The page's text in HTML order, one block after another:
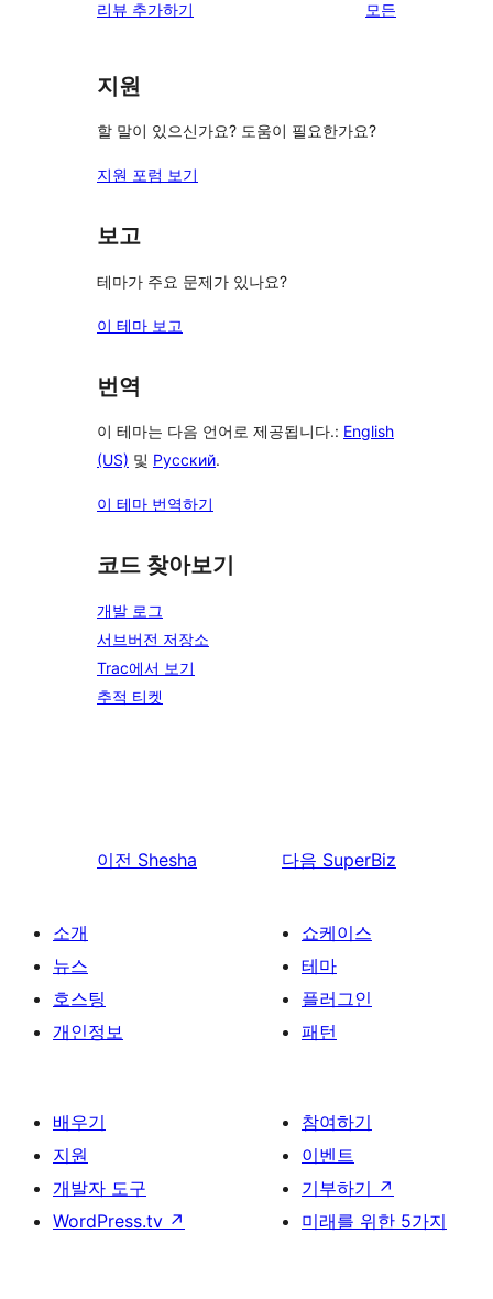
리뷰 추가하기 모든
지원
할 말이 있으신가요? 도움이 필요한가요?
지원 포럼 보기
보고
테마가 주요 문제가 있나요?
이 테마 보고
번역
이 테마는 다음 언어로 제공됩니다.: English
(US) 및 Русский.
이 테마 번역하기
코드 찾아보기
개발 로그
서브버전 저장소
Trac에서 보기
추적 티켓
이전 Shesha 다음 SuperBiz
소개
뉴스
호스팅
개인정보
쇼케이스
테마
플러그인
패턴
배우기
지원
개발자 도구
WordPress.tv ↗
참여하기
이벤트
기부하기 ↗
미래를 위한 5가지